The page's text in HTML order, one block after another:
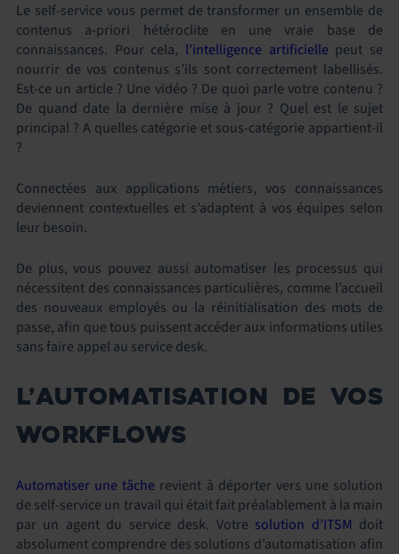
Le self-service vous permet de transformer un ensemble de
contenus a-priori hétéroclite en une vraie base de
connaissances. Pour cela, l’intelligence artificielle peut se
nourrir de vos contenus s’ils sont correctement labellisés.
Est-ce un article ? Une vidéo ? De quoi parle votre contenu ?
De quand date la dernière mise à jour ? Quel est le sujet
principal ? A quelles catégorie et sous-catégorie appartient-il
?
Connectées aux applications métiers, vos connaissances
deviennent contextuelles et s’adaptent à vos équipes selon
leur besoin.
De plus, vous pouvez aussi automatiser les processus qui
nécessitent des connaissances particulières, comme l’accueil
des nouveaux employés ou la réinitialisation des mots de
passe, afin que tous puissent accéder aux informations utiles
sans faire appel au service desk.
L’AUTOMATISATION DE VOS
WORKFLOWS
Automatiser une tâche revient à déporter vers une solution
de self-service un travail qui était fait préalablement à la main
par un agent du service desk. Votre solution d’ITSM doit
absolument comprendre des solutions d’automatisation afin